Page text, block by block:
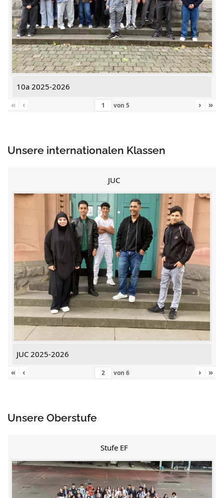
10a 2025-2026
«
‹ von 5 › »
Unsere internationalen Klassen
JUC
JUC 2025-2026
«
‹ von 6 › »
Unsere Oberstufe
Stufe EF